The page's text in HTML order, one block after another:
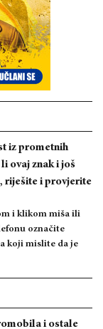
iz prometnih
ovaj znak i još
riješite i provjerite
i klikom miša ili
označite
koji mislite da je
i ostale